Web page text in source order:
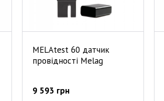
MELAtest 60 датчик
провідності Melag
9 593 грн